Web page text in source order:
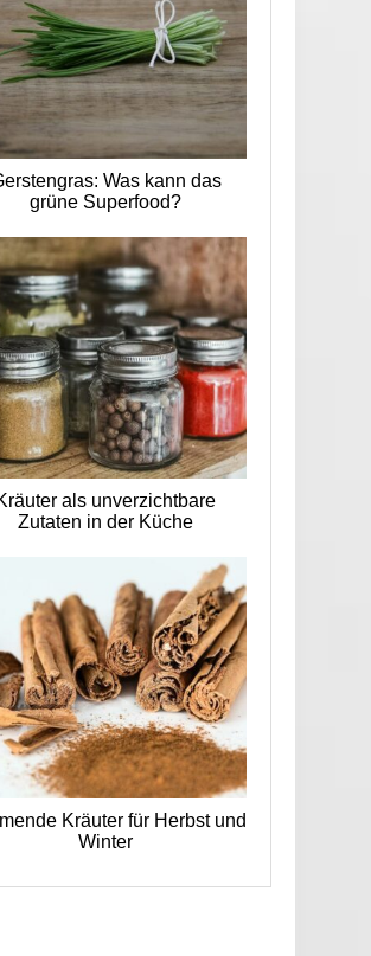
Was kann das
grüne Superfood?
als unverzichtbare
Zutaten in der Küche
Kräuter für Herbst und
Winter